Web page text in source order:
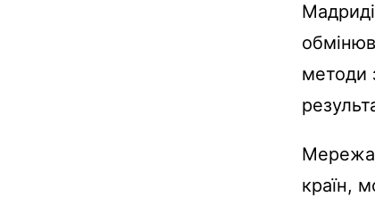
методи
Мережа
країн,